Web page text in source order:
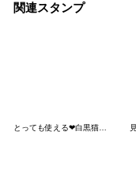
関連スタンプ
とっても使える❤白黒猫さん(待ち合わせ）